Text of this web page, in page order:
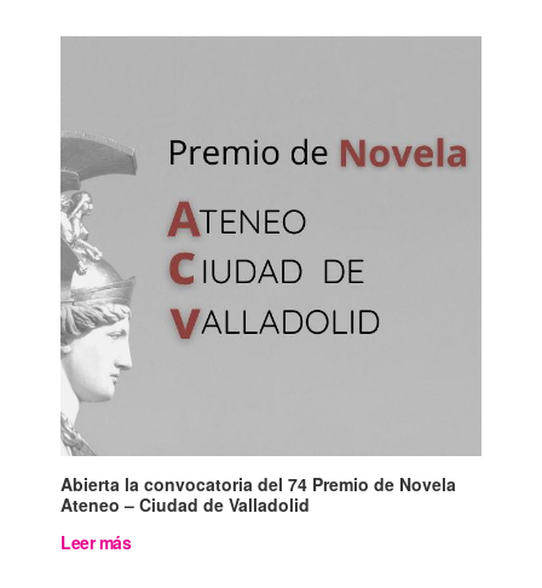
Abierta la convocatoria del 74 Premio de Novela
Ateneo – Ciudad de Valladolid
Leer más